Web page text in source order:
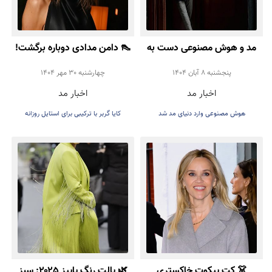
مد و هوش مصنوعی دست به
دست هم دادند!
پنجشنبه 8 آبان 1404
اخبار مد
هوش مصنوعی وارد دنیای مد شد
👠 دامن مدادی دوباره برگشت!
تأیید رسمی Kaia Gerber
برای ترند پاییز ۲۰۲۵
چهارشنبه 30 مهر 1404
اخبار مد
کایا گربر با ترکیبی برای استایل روزانه